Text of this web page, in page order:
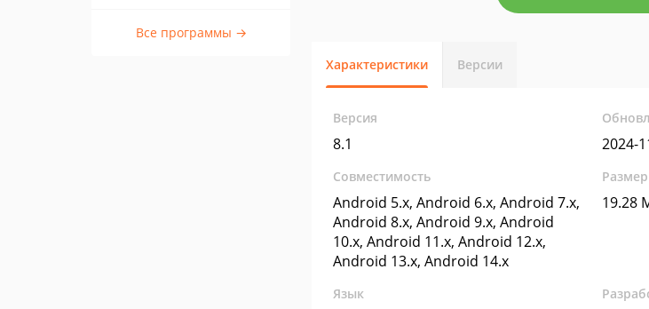
Все программы →
Характеристики Версии
Версия
8.1 2024-
Совместимость
Android 5.x, Android 6.x, Android 7.x,
Android 8.x, Android 9.x, Android
10.x, Android 11.x, Android 12.x,
Android 13.x, Android 14.x
Размер
19.28
Язык